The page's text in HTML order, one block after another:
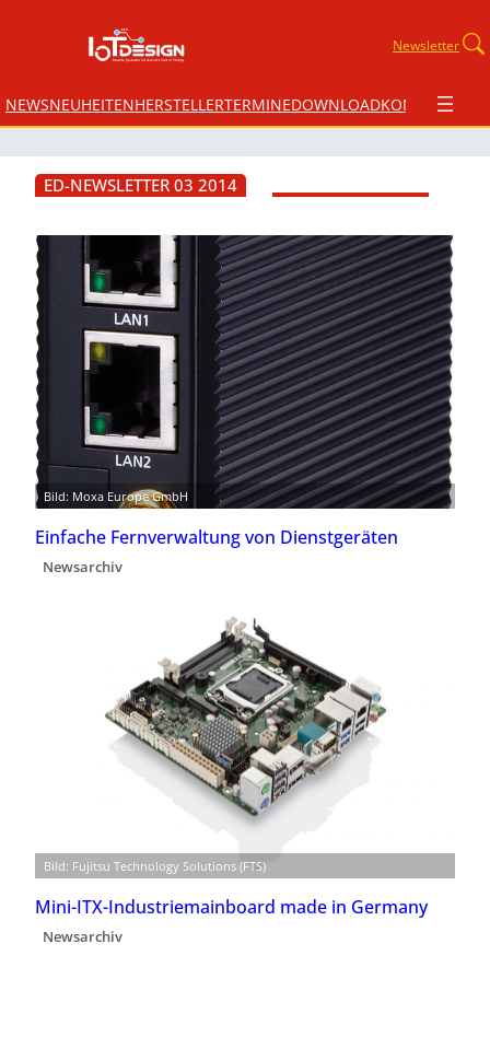
Newsletter
NEWSNEUHEITENHERSTELLERTERMINEDOWNLOADKONTAKT
ED-NEWSLETTER 03 2014
Bild: Moxa Europe GmbH
Einfache Fernverwaltung von Dienstgeräten
Newsarchiv
Bild: Fujitsu Technology Solutions (FTS)
Mini-ITX-Industriemainboard made in Germany
Newsarchiv